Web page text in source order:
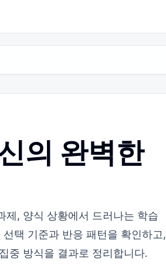
의 완벽한
제, 양식 상황에서 드러나는 학습
택 기준과 반응 패턴을 확인하고,
중 방식을 결과로 정리합니다.